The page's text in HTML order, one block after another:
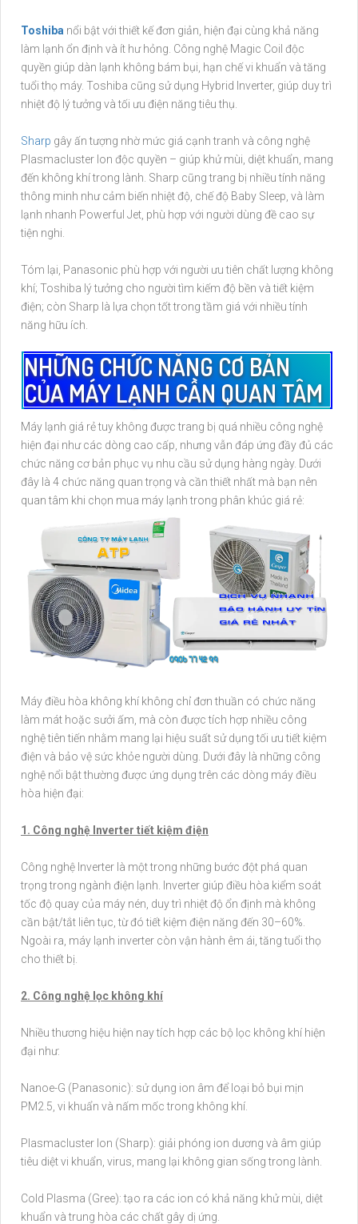
Toshiba nổi bật với thiết kế đơn giản, hiện đại cùng khả năng
làm lạnh ổn định và ít hư hỏng. Công nghệ Magic Coil độc
quyền giúp dàn lạnh không bám bụi, hạn chế vi khuẩn và tăng
tuổi thọ máy. Toshiba cũng sử dụng Hybrid Inverter, giúp duy trì
nhiệt độ lý tưởng và tối ưu điện năng tiêu thụ.
Sharp gây ấn tượng nhờ mức giá cạnh tranh và công nghệ
Plasmacluster Ion độc quyền – giúp khử mùi, diệt khuẩn, mang
đến không khí trong lành. Sharp cũng trang bị nhiều tính năng
thông minh như cảm biến nhiệt độ, chế độ Baby Sleep, và làm
lạnh nhanh Powerful Jet, phù hợp với người dùng đề cao sự
tiện nghi.
Tóm lại, Panasonic phù hợp với người ưu tiên chất lượng không
khí; Toshiba lý tưởng cho người tìm kiếm độ bền và tiết kiệm
điện; còn Sharp là lựa chọn tốt trong tầm giá với nhiều tính
năng hữu ích.
NHỮNG CHỨC NĂNG CƠ BẢN
CỦA MÁY LẠNH CẦN QUAN TÂM
Máy lạnh giá rẻ tuy không được trang bị quá nhiều công nghệ
hiện đại như các dòng cao cấp, nhưng vẫn đáp ứng đầy đủ các
chức năng cơ bản phục vụ nhu cầu sử dụng hàng ngày. Dưới
đây là 4 chức năng quan trọng và cần thiết nhất mà bạn nên
quan tâm khi chọn mua máy lạnh trong phân khúc giá rẻ:
Máy điều hòa không khí không chỉ đơn thuần có chức năng
làm mát hoặc sưởi ấm, mà còn được tích hợp nhiều công
nghệ tiên tiến nhằm mang lại hiệu suất sử dụng tối ưu tiết kiệm
điện và bảo vệ sức khỏe người dùng. Dưới đây là những công
nghệ nổi bật thường được ứng dụng trên các dòng máy điều
hòa hiện đại:
1. Công nghệ Inverter tiết kiệm điện
Công nghệ Inverter là một trong những bước đột phá quan
trọng trong ngành điện lạnh. Inverter giúp điều hòa kiểm soát
tốc độ quay của máy nén, duy trì nhiệt độ ổn định mà không
cần bật/tắt liên tục, từ đó tiết kiệm điện năng đến 30–60%.
Ngoài ra, máy lạnh inverter còn vận hành êm ái, tăng tuổi thọ
cho thiết bị.
2. Công nghệ lọc không khí
Nhiều thương hiệu hiện nay tích hợp các bộ lọc không khí hiện
đại như:
Nanoe-G (Panasonic): sử dụng ion âm để loại bỏ bụi mịn
PM2.5, vi khuẩn và nấm mốc trong không khí.
Plasmacluster Ion (Sharp): giải phóng ion dương và âm giúp
tiêu diệt vi khuẩn, virus, mang lại không gian sống trong lành.
Cold Plasma (Gree): tạo ra các ion có khả năng khử mùi, diệt
khuẩn và trung hòa các chất gây dị ứng.